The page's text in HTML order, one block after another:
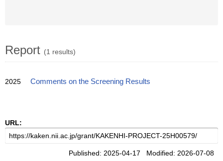
Report (1 results)
2025 Comments on the Screening Results
URL:
Published: 2025-04-17 Modified: 2026-07-08